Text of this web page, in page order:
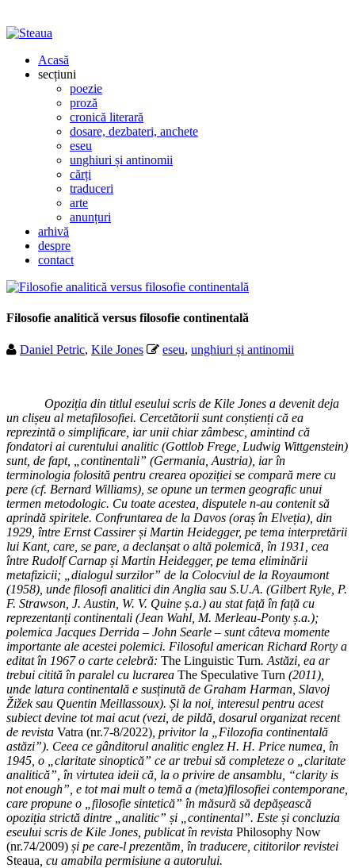
Acasă
secțiuni
poezie
proză
cronică literară
dosare, dezbateri, anchete
eseu
unghiuri și antinomii
cărți
traduceri
arte
anunțuri
arhivă
despre
contact
Filosofie analitică versus filosofie continentală
Daniel Petric, Kile Jones eseu, unghiuri și antinomii
Opoziția din titlul eseului scris de Kile Jones a devenit deja
un clișeu al metafilosofiei. Cercetătorii sunt conștienți că ea
reprezintă o simplificare, iar unii chiar zâmbesc, amintind că
fondatori ai curentului analitic (Gottlob Frege, Ludwig Wittgenstein)
sunt, de fapt, „continentali” (Germania, Austria), iar în
terminologia folosită pentru crearea opoziției se compară mere cu
pere (cf. Bernard Williams), se opune un termen geografic unui
termen metodologic. Cu toate acestea, disputele n-au contenit să
aprindă spiritele. Confruntarea de la Davos (oraș în Elveția), din
1929, între Ernst Cassirer și Martin Heidegger, pe tema interpretării
lui Kant, care, se pare, a declanșat o altă polemică, în 1931, cea
între Rudolf Carnap și Martin Heidegger, pe tema eliminării
metafizicii; „dialogul surzilor” de la Colocviul de la Royaumont
(1958), unde filosofi analitici din Anglia sau S.U.A. (Gilbert Ryle, P.
F. Strawson, J. Austin, W. V. Quine ș.a.) au stat față în față cu
reprezentanți continentali (Jean Wahl, M. Merleau-Ponty ș.a.);
polemica Jacques Derrida – John Searle – sunt câteva momente
importante ale acestei polemici. Filosoful american Richard Rorty a
editat în 1967 o carte celebră: The Linguistic Turn. Astăzi, ea ar
trebui citită în paralel cu lucrarea The Speculative Turn (2011),
unde latura continentală e susținută de Graham Harman, Slavoj
Žižek sau Quentin Meillassoux). Și la noi, interesul pentru acest
subiect devine tot mai acut (vezi, de pildă, dosarul organizat recent
de revista Vatra (nr.7-8/2022) , privitor la „ Filozofia continentală
astăzi”). Ceea ce gânditorul analitic englez H. H. Price numea, în
1945, o „claritate sinoptică” ce ar trebui să completeze o „ claritate
analitică”, în virtutea ideii că, la o privire de ansamblu, “clarity is
not enough”, e tot mai mult o temă a (meta)filosofiei contemporane,
care propune o „ filosofie sintetică” în măsură să depășească
opoziția strictă dintre „analitic” și „continental”. Este și concluzia
eseului scris de Kile Jones, publicat în revista Philosophy Now
(nr.74/2009) și pe care-l prezentăm, în traducere, cititorilor revistei
Steaua , cu amabila permisiune a autorului.